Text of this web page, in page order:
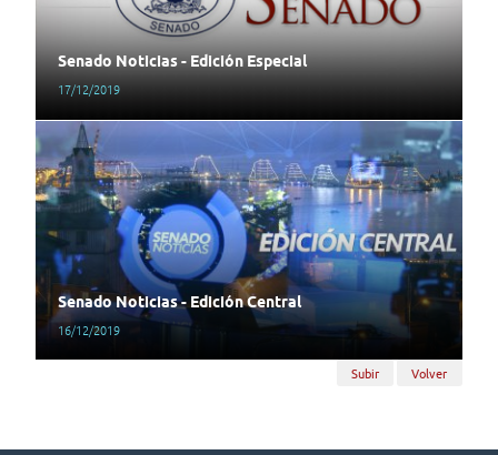
Senado Noticias - Edición Especial
17/12/2019
Senado Noticias - Edición Central
16/12/2019
Subir Volver